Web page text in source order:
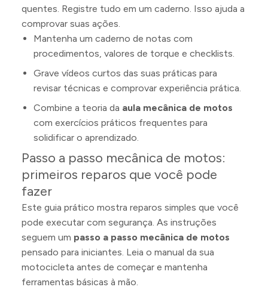
quentes. Registre tudo em um caderno. Isso ajuda a
comprovar suas ações.
Mantenha um caderno de notas com
procedimentos, valores de torque e checklists.
Grave vídeos curtos das suas práticas para
revisar técnicas e comprovar experiência prática.
Combine a teoria da aula mecânica de motos
com exercícios práticos frequentes para
solidificar o aprendizado.
Passo a passo mecânica de motos:
primeiros reparos que você pode
fazer
Este guia prático mostra reparos simples que você
pode executar com segurança. As instruções
seguem um passo a passo mecânica de motos
pensado para iniciantes. Leia o manual da sua
motocicleta antes de começar e mantenha
ferramentas básicas à mão.